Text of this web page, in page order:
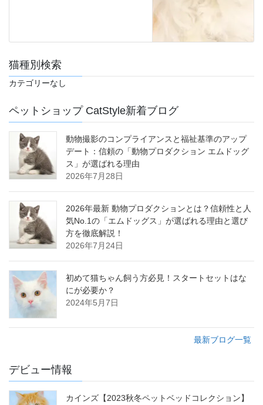
猫種別検索
カテゴリーなし
ペットショップ CatStyle新着ブログ
動物撮影のコンプライアンスと福祉基準のアップ
デート：信頼の「動物プロダクション エムドッグ
ス」が選ばれる理由
2026年7月28日
2026年最新 動物プロダクションとは？信頼性と人
気No.1の「エムドッグス」が選ばれる理由と選び
方を徹底解説！
2026年7月24日
初めて猫ちゃん飼う方必見！スタートセットはな
にが必要か？
2024年5月7日
最新ブログ一覧
デビュー情報
カインズ【2023秋冬ペットベッドコレクション】